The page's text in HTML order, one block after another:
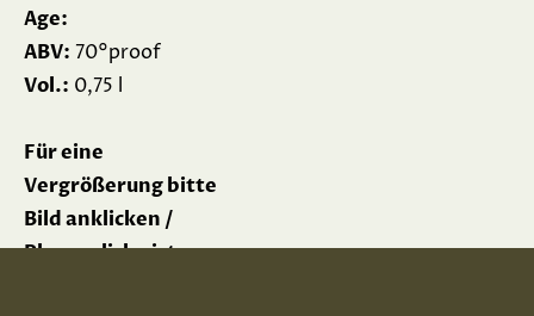
Age:
ABV: 70°proof
Vol.: 0,75 l
Für eine
Vergrößerung bitte
Bild anklicken /
Please click picture